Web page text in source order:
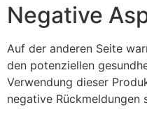
Negative
Auf der anderen Seite
den potenziellen
Verwendung dieser
negative Rückmeldungen